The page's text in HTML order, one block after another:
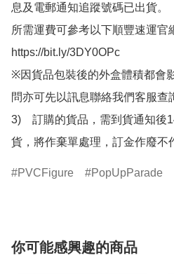
息及電郵通知追蹤號碼已出貨。
所需運費可參考以下順豐速運官
https://bit.ly/3DY0OPc
※因貨品包裝後的外盒體積都會
問亦可先以訊息聯絡我們客服查
3)　訂購的貨品，需到貨通知後
貨，將作棄單處理，訂金作廢不
PVCFigure PopUpParade
你可能感興趣的商品